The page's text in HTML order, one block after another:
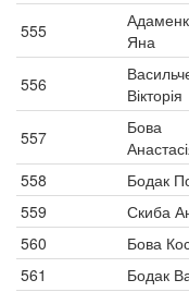
555
Яна
556
Вікторія
557
Бова
558
Бодак
559
Скиба
560
Бова
561
Бодак